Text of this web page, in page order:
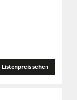
Listenpreis sehen